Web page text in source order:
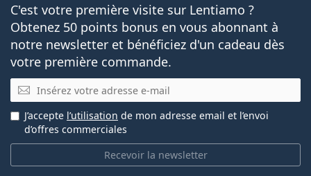
C'est votre première visite sur Lentiamo ?
Obtenez 50 points bonus en vous abonnant à
notre newsletter et bénéficiez d'un cadeau dès
votre première commande.
E-mail
Recevoir la newsletter
J’accepte l’utilisation de mon adresse email et l’envoi
d’offres commerciales